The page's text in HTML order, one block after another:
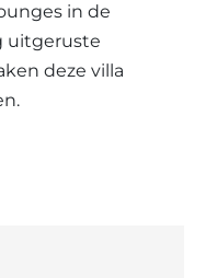
in de
uitgeruste
deze villa